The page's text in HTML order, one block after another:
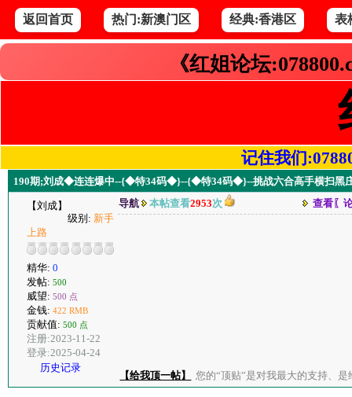
返回首页 热门:新澳门区 经典:香港区 表
《红姐论坛
记住我们
190期;刘成◆连连爆中--{◆特34码◆}--{◆特34码◆}--挑战六合高手横扫黑
【刘成】
级别: 新手
上路
精华: 0
发帖: 500
威望: 500 点
金钱: 422 RMB
贡献值: 500 点
注册:2023-11-22
登录:2025-04-24
历史记录
导航 本帖查看2953次 查看〖
【给我顶一帖】 您的“顶贴”是对我最大的支持、